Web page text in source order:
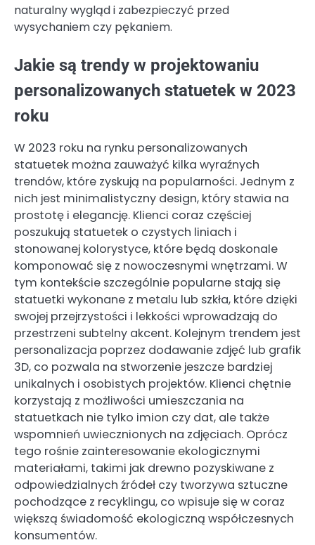
naturalny wygląd i zabezpieczyć przed
wysychaniem czy pękaniem.
Jakie są trendy w projektowaniu
personalizowanych statuetek w 2023
roku
W 2023 roku na rynku personalizowanych
statuetek można zauważyć kilka wyraźnych
trendów, które zyskują na popularności. Jednym z
nich jest minimalistyczny design, który stawia na
prostotę i elegancję. Klienci coraz częściej
poszukują statuetek o czystych liniach i
stonowanej kolorystyce, które będą doskonale
komponować się z nowoczesnymi wnętrzami. W
tym kontekście szczególnie popularne stają się
statuetki wykonane z metalu lub szkła, które dzięki
swojej przejrzystości i lekkości wprowadzają do
przestrzeni subtelny akcent. Kolejnym trendem jest
personalizacja poprzez dodawanie zdjęć lub grafik
3D, co pozwala na stworzenie jeszcze bardziej
unikalnych i osobistych projektów. Klienci chętnie
korzystają z możliwości umieszczania na
statuetkach nie tylko imion czy dat, ale także
wspomnień uwiecznionych na zdjęciach. Oprócz
tego rośnie zainteresowanie ekologicznymi
materiałami, takimi jak drewno pozyskiwane z
odpowiedzialnych źródeł czy tworzywa sztuczne
pochodzące z recyklingu, co wpisuje się w coraz
większą świadomość ekologiczną współczesnych
konsumentów.